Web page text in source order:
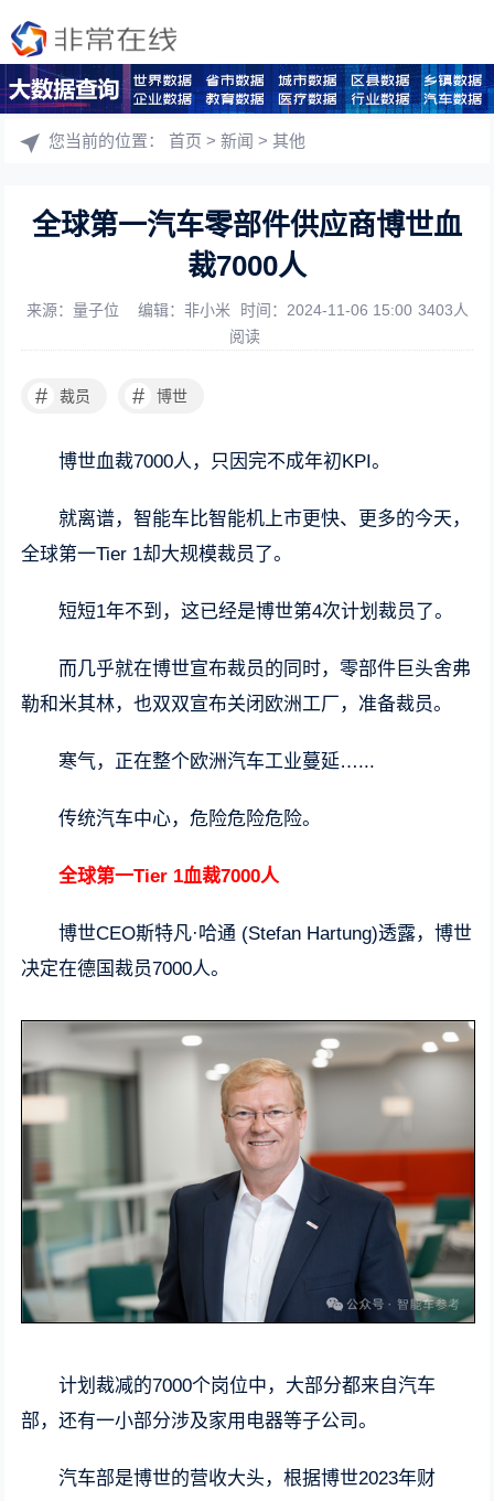
您当前的位置：首页 >新闻 >其他
全球第一汽车零部件供应商博世血
裁7000人
来源：量子位 编辑：非小米 时间：2024-11-06 15:00 3403人
阅读
# 裁员 # 博世
博世血裁7000人，只因完不成年初KPI。
就离谱，智能车比智能机上市更快、更多的今天，
全球第一Tier 1却大规模裁员了。
短短1年不到，这已经是博世第4次计划裁员了。
而几乎就在博世宣布裁员的同时，零部件巨头舍弗
勒和米其林，也双双宣布关闭欧洲工厂，准备裁员。
寒气，正在整个欧洲汽车工业蔓延…...
传统汽车中心，危险危险危险。
全球第一Tier 1血裁7000人
博世CEO斯特凡·哈通 (Stefan Hartung)透露，博世
决定在德国裁员7000人。
计划裁减的7000个岗位中，大部分都来自汽车
部，还有一小部分涉及家用电器等子公司。
汽车部是博世的营收大头，根据博世2023年财